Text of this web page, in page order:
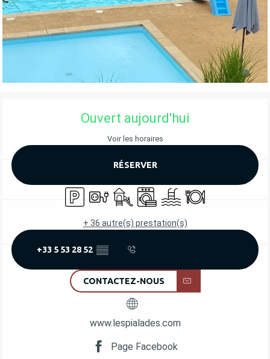
OUVERTURE ET COORDONNÉES
Ouvert aujourd'hui
Voir les horaires
RÉSERVER
ParkingBranchements électriques
Jeux pour enfants / Espace jeux
Lave lingePiscineRestaurant
+ 36 autre(s) prestation(s)
+33 5 53 28 52 ▒▒
CONTACTEZ-NOUS
www.lespialades.com
Page Facebook